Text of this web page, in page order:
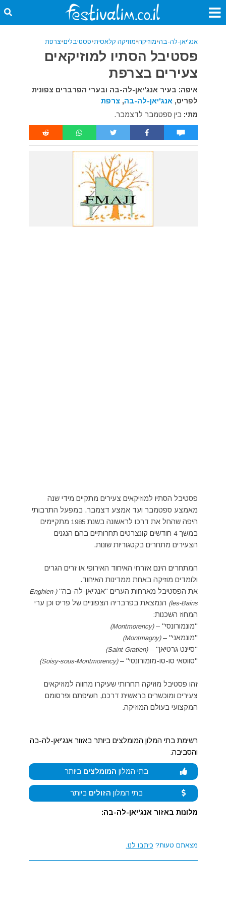
אנג'יאן-לה-בה•מוזיקה•מוזיקה קלאסית•פסטיבלים•צרפת
פסטיבל הסתיו למוזיקאים
צעירים בצרפת
איפה: בעיר אנג'יאן-לה-בה ובערי הפרברים צפונית
לפריס, אנג'יאן-לה-בה, צרפת
מתי: בין ספטמבר לדצמבר.
פסטיבל הסתיו למוזיקאים צעירים מתקיים מידי שנה
מאמצע ספטמבר ועד אמצע דצמבר. במפעל התרבותי
היפה שהחל את דרכו לראשונה בשנת1985 מתקיימים
במשך4 חודשים קונצרטים תחרותיים בהם הנגנים
הצעירים מתחרים בקטגוריות שונות.
המתחרים הינם אזרחי האיחוד האירופי או זרים הגרים
ולומדים מוזיקה באחת ממדינות האיחוד.
את הפסטיבל מארחות הערים "אנג'יאן-לה-בה" (Enghien-
les-Bains) הנמצאת בפרבריה הצפוניים של פריס וכן ערי
המחוז השכנות:
"מונמורונסי" – (Montmorency)
"מונמאני" –(Montmagny)
"סיינט גרטיאן" – (Saint Gratien)
"סווסאי סו-סו-מומורונסי" –(Soisy-sous-Montmorency)
זהו פסטיבל מוזיקה תחרותי שעיקרו מחווה למוזיקאים
צעירים ומוכשרים בראשית דרכם, חשיפתם ופרסומם
המקצועי בעולם המוזיקה.
רשימת בתי המלון המומלצים ביותר באזור אנג'יאן-לה-בה
והסביבה:
בתי המלון המומלצים ביותר
בתי המלון הזולים ביותר
מלונות באזור אנג'יאן-לה-בה:
מצאתם טעות? כיתבו לנו.